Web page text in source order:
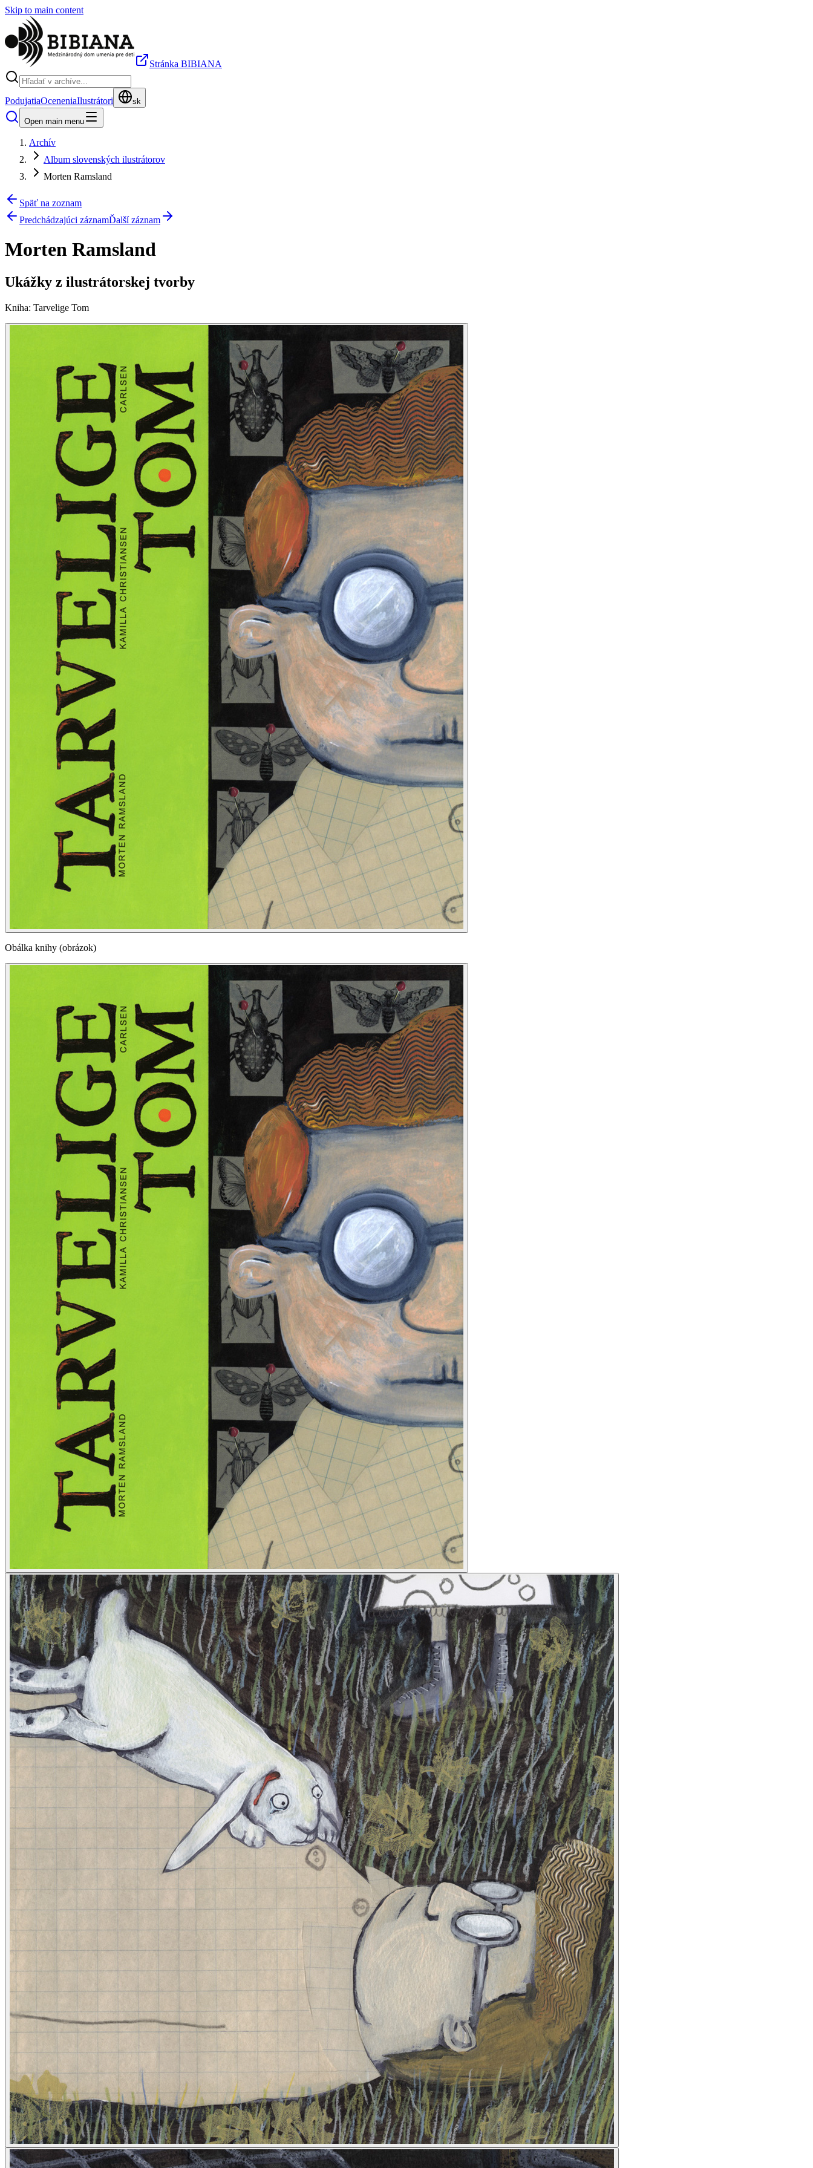
Skip to main content
Stránka BIBIANA
PodujatiaOceneniaIlustrátori sk
Open main menu
Archív
Album slovenských ilustrátorov
Morten Ramsland
Späť na zoznam
Predchádzajúci záznamĎalší záznam
Morten Ramsland
Ukážky z ilustrátorskej tvorby
Kniha: Tarvelige Tom
Obálka knihy (obrázok)